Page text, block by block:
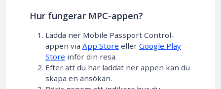
Hur fungerar MPC-appen?
Ladda ner Mobile Passport Control-
appen via App Store eller Google Play
Store inför din resa.
Efter att du har laddat ner appen kan du
skapa en ansökan.